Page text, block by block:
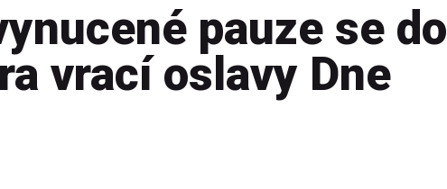
pauze se do
vrací oslavy Dne